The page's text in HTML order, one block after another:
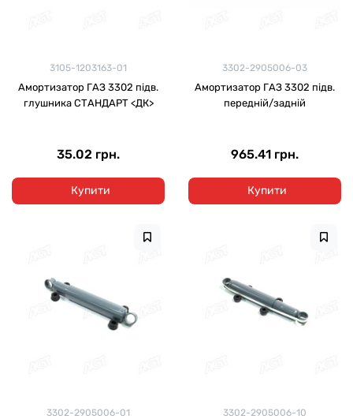
3105-1203163-01
Амортизатор ГАЗ 3302 підв.
глушника СТАНДАРТ <ДК>
35.02 грн.
Купити
3302-2905006-03
Амортизатор ГАЗ 3302 підв.
передній/задній
965.41 грн.
Купити
3302-2905006-01 3302-2905006-10